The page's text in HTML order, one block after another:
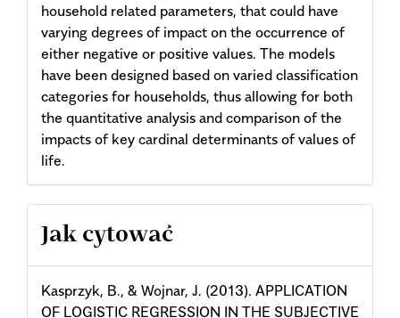
household related parameters, that could have
varying degrees of impact on the occurrence of
either negative or positive values. The models
have been designed based on varied classification
categories for households, thus allowing for both
the quantitative analysis and comparison of the
impacts of key cardinal determinants of values of
life.
Article
Details
Jak cytować
Kasprzyk, B., & Wojnar, J. (2013). APPLICATION
OF LOGISTIC REGRESSION IN THE SUBJECTIVE